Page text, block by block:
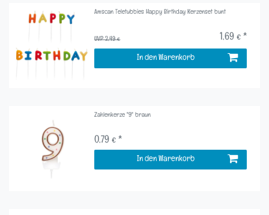
Amscan Teletubbies Happy Birthday Kerzenset bunt
UVP 2,49 € 1,69 € *
In den Warenkorb
Zahlenkerze "9" braun
0,79 € *
In den Warenkorb